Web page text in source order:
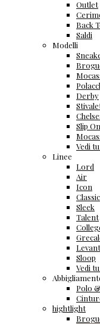
Outlet
Back
Saldi
Modelli
Derby
Slip On
Vedi
Linee
Lord
Air
Icon
Classic
Sleek
Talent
Sloop
Vedi
Polo
hightlight